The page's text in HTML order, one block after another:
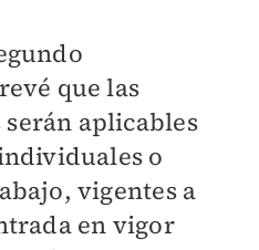
que las
aplicables
o
vigentes a
en vigor